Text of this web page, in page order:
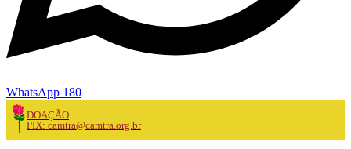
WhatsApp 180
DOAÇÃO
PIX: camtra@camtra.org.br